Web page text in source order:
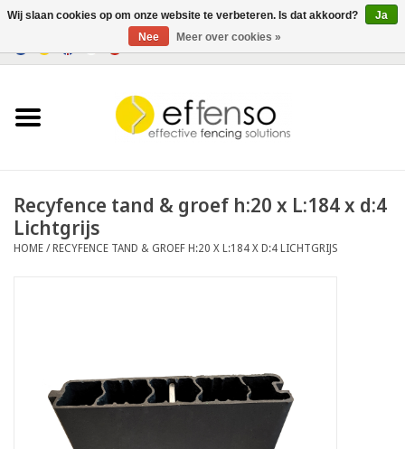
Verlichting
Documenten
Recyfence tand & groef h:20 x L:184 x d:4
Lichtgrijs
HOME /RECYFENCE TAND & GROEF H:20 X L:184 X D:4 LICHTGRIJS
Wij slaan cookies op om onze website te verbeteren. Is dat akkoord?
Ja
Nee
Meer over cookies »